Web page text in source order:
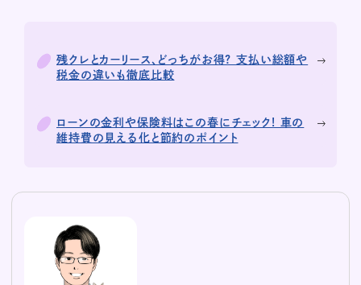
残クレとカーリース、どっちがお得? 支払い総額や
税金の違いも徹底比較
ローンの金利や保険料はこの春にチェック! 車の
維持費の見える化と節約のポイント